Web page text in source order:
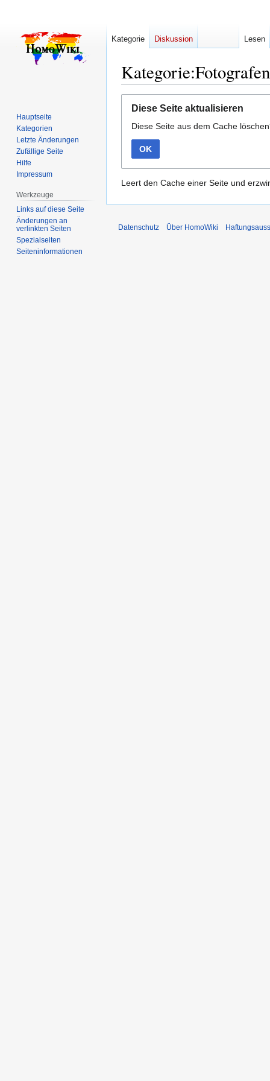
Kategorie:Fotografen
Navigation
springen
Suche
springen
Diese Seite aktualisieren
Diese Seite aus dem Cache
OK
Leert den Cache einer Seite und
Kategorie Diskussion Lesen
Hauptseite
Kategorien
Letzte Änderungen
Zufällige Seite
Hilfe
Impressum
Werkzeuge
Links auf diese Seite
Änderungen an
verlinkten Seiten
Spezialseiten
Seiten­­informationen
Datenschutz Über HomoWiki